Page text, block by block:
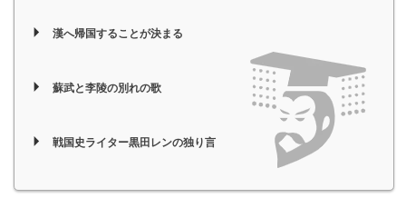
漢へ帰国することが決まる
蘇武と李陵の別れの歌
戦国史ライター黒田レンの独り言